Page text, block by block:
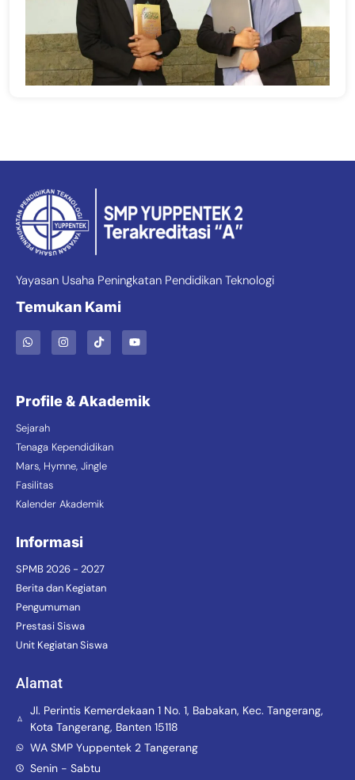
Yayasan Usaha Peningkatan Pendidikan Teknologi
Temukan Kami
Profile & Akademik
Sejarah
Tenaga Kependidikan
Mars, Hymne, Jingle
Fasilitas
Kalender Akademik
Informasi
SPMB 2026 - 2027
Berita dan Kegiatan
Pengumuman
Prestasi Siswa
Unit Kegiatan Siswa
Alamat
Jl. Perintis Kemerdekaan 1 No. 1, Babakan, Kec. Tangerang,
Kota Tangerang, Banten 15118
WA SMP Yuppentek 2 Tangerang
Senin - Sabtu